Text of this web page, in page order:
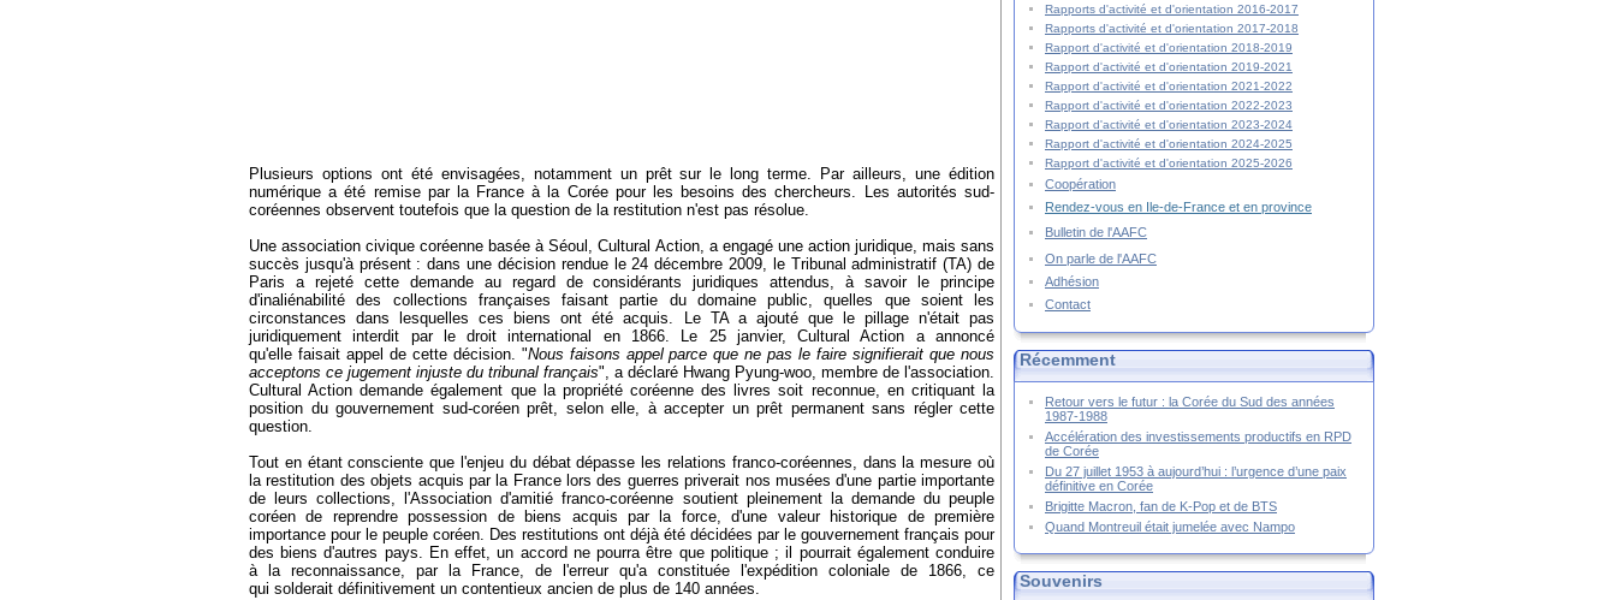
Plusieurs options ont été envisagées, notamment un prêt sur le long terme. Par ailleurs, une édition
numérique a été remise par la France à la Corée pour les besoins des chercheurs. Les autorités sud-
coréennes observent toutefois que la question de la restitution n'est pas résolue.
Une association civique coréenne basée à Séoul, Cultural Action, a engagé une action juridique, mais sans
succès jusqu'à présent : dans une décision rendue le 24 décembre 2009, le Tribunal administratif (TA) de
Paris a rejeté cette demande au regard de considérants juridiques attendus, à savoir le principe
d'inaliénabilité des collections françaises faisant partie du domaine public, quelles que soient les
circonstances dans lesquelles ces biens ont été acquis. Le TA a ajouté que le pillage n'était pas
juridiquement interdit par le droit international en 1866. Le 25 janvier, Cultural Action a annoncé
qu'elle faisait appel de cette décision. "Nous faisons appel parce que ne pas le faire signifierait que nous
acceptons ce jugement injuste du tribunal français", a déclaré Hwang Pyung-woo, membre de l'association.
Cultural Action demande également que la propriété coréenne des livres soit reconnue, en critiquant la
position du gouvernement sud-coréen prêt, selon elle, à accepter un prêt permanent sans régler cette
question.
Tout en étant consciente que l'enjeu du débat dépasse les relations franco-coréennes, dans la mesure où
la restitution des objets acquis par la France lors des guerres priverait nos musées d'une partie importante
de leurs collections, l'Association d'amitié franco-coréenne soutient pleinement la demande du peuple
coréen de reprendre possession de biens acquis par la force, d'une valeur historique de première
importance pour le peuple coréen. Des restitutions ont déjà été décidées par le gouvernement français pour
des biens d'autres pays. En effet, un accord ne pourra être que politique ; il pourrait également conduire
à la reconnaissance, par la France, de l'erreur qu'a constituée l'expédition coloniale de 1866, ce
qui solderait définitivement un contentieux ancien de plus de 140 années.
Rapports d'activité et d'orientation 2016-2017
Rapports d'activité et d'orientation 2017-2018
Rapport d'activité et d'orientation 2018-2019
Rapport d'activité et d'orientation 2019-2021
Rapport d'activité et d'orientation 2021-2022
Rapport d'activité et d'orientation 2022-2023
Rapport d'activité et d'orientation 2023-2024
Rapport d'activité et d'orientation 2024-2025
Rapport d'activité et d'orientation 2025-2026
Coopération
Rendez-vous en Ile-de-France et en province
Bulletin de l'AAFC
On parle de l'AAFC
Adhésion
Contact
Récemment
Retour vers le futur : la Corée du Sud des années
1987-1988
Accélération des investissements productifs en RPD
de Corée
Du 27 juillet 1953 à aujourd’hui : l’urgence d’une paix
définitive en Corée
Brigitte Macron, fan de K-Pop et de BTS
Quand Montreuil était jumelée avec Nampo
Souvenirs